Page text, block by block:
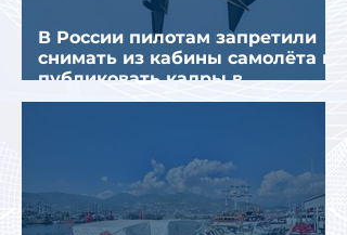
В России пилотам запретили
снимать из кабины самолёта и
публиковать кадры в
интернете